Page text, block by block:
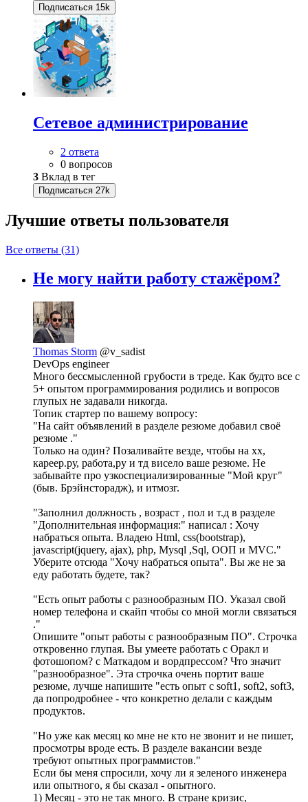
Подписаться 15k
Сетевое администрирование
2 ответа
0 вопросов
3 Вклад в тег
Подписаться 27k
Лучшие ответы пользователя
Все ответы (31)
Не могу найти работу стажёром?
Thomas Storm @v_sadist
DevOps engineer
Много бессмысленной грубости в треде. Как будто все с
5+ опытом программирования родились и вопросов
глупых не задавали никогда.
Топик стартер по вашему вопросу:
"На сайт объявлений в разделе резюме добавил своё
резюме ."
Только на один? Позаливайте везде, чтобы на хх,
кареер.ру, работа,ру и тд висело ваше резюме. Не
забывайте про узкоспециализированные "Мой круг"
(быв. Брэйнсторадж), и итмозг.
"Заполнил должность , возраст , пол и т.д в разделе
"Дополнительная информация:" написал : Хочу
набраться опыта. Владею Html, css(bootstrap),
javascript(jquery, ajax), php, Mysql ,Sql, ООП и MVC."
Уберите отсюда "Хочу набраться опыта". Вы же не за
еду работать будете, так?
"Eсть опыт работы с разнообразным ПО. Указал свой
номер телефона и скайп чтобы со мной могли связаться
."
Опишите "опыт работы с разнообразным ПО". Строчка
откровенно глупая. Вы умеете работать с Оракл и
фотошопом? с Маткадом и вордпрессом? Что значит
"разнообразное". Эта строчка очень портит ваше
резюме, лучше напишите "есть опыт с soft1, soft2, soft3,
да попродробнее - что конкретно делали с каждым
продуктов.
"Но уже как месяц ко мне не кто не звонит и не пишет,
просмотры вроде есть. В разделе вакансии везде
требуют опытных программистов."
Если бы меня спросили, хочу ли я зеленого инженера
или опытного, я бы сказал - опытного.
1) Месяц - это не так много. В стране кризис,